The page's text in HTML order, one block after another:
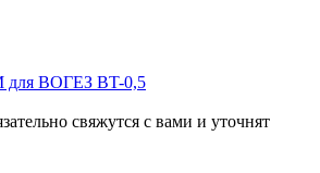
ВОГЕЗ BT-0,5
свяжутся с вами и уточнят